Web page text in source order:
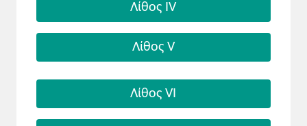
Λίθος ΙV
Λίθος V
Λίθος VI